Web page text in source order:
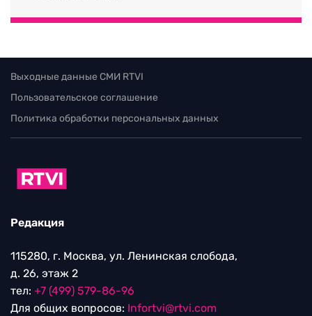
Выходные данные СМИ RTVI
Пользовательское соглашение
Политика обработки персональных данных
Редакция
115280, г. Москва, ул. Ленинская слобода,
д. 26, этаж 2
тел: +7 (499) 579-86-96
Для общих вопросов: Infortvi@rtvi.com